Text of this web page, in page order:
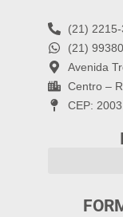
(21)
(21)
Avenida
Centro –
CEP: